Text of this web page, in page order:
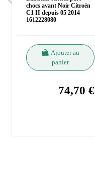
chocs avant Noir Citroën
C1 II depuis 05 2014
1612228080
Ajouter au
panier
74,70 €